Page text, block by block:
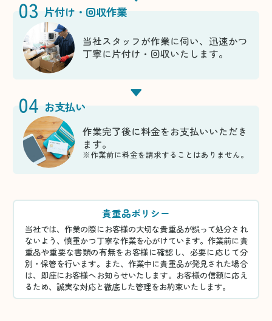
03 片付け・回収作業
当社スタッフが作業に伺い、迅速かつ
丁寧に片付け・回収いたします。
04 お支払い
作業完了後に料金をお支払いいただき
ます。
※作業前に料金を請求することはありません。
貴重品ポリシー
当社では、作業の際にお客様の大切な貴重品が誤って処分され
ないよう、慎重かつ丁寧な作業を心がけています。作業前に貴
重品や重要な書類の有無をお客様に確認し、必要に応じて分
別・保管を行います。また、作業中に貴重品が発見された場合
は、即座にお客様へお知らせいたします。お客様の信頼に応え
るため、誠実な対応と徹底した管理をお約束いたします。